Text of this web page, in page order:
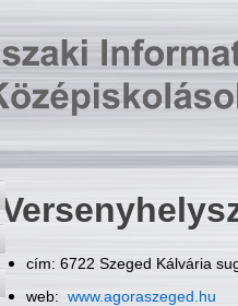
cím: 6722 Szeged Kálvária
web: www.agoraszeged.hu